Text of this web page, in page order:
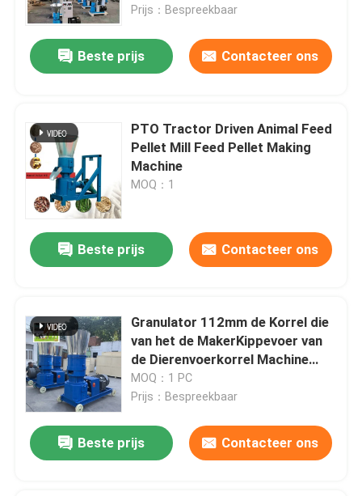
Varkensgeit
Prijs：Bespreekbaar
Beste prijs Contacteer ons
PTO Tractor Driven Animal Feed
Pellet Mill Feed Pellet Making
Machine
MOQ：1
Beste prijs Contacteer ons
Granulator 112mm de Korrel die
van het de MakerKippevoer van
de Dierenvoerkorrel Machine
maken
MOQ：1 PC
Prijs：Bespreekbaar
Beste prijs Contacteer ons